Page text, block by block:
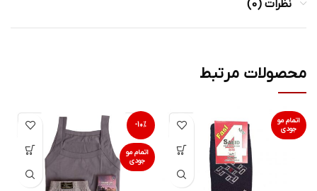
نظرات (0)
محصولات مرتبط
اتمام مو
جودی
-10%
اتمام مو
جودی